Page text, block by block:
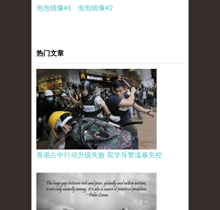
泡泡镜像#1 泡泡镜像#2
热门文章
香港占中行动升级失败 双学斥警滥暴失控